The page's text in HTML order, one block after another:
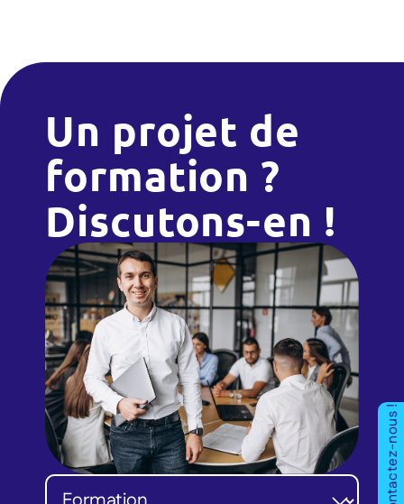
Contactez-nous !
Un projet de
formation ?
Discutons-en !
Catégorie